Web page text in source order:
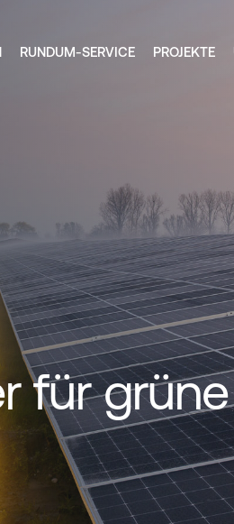
RUNDUM-SERVICE PROJEKTE
für grüne